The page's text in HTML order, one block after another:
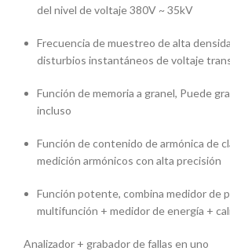
del nivel de voltaje 380V ~ 35kV
Frecuencia de muestreo de alta
disturbios instantáneos de voltaje
Función de memoria a granel, Puede
incluso
Función de contenido de armónica de
medición armónicos con alta precisión
Función potente, combina medidor de
multifunción + medidor de energía +
Analizador + grabador de fallas en uno